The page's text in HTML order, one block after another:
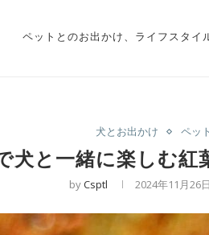
ペットとのお出かけ、ライフスタイ
犬とお出かけ ペッ
犬と一緒に楽しむ紅
byCsptl 2024年11月26日